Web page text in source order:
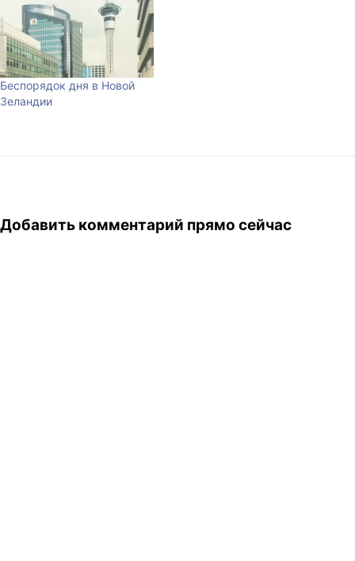
жизни вообще женщина на
фотографии становится
образом, который
вызывает лирические
чувства. Ах! Этот взгляд.
Ах! Какая загадочность!
Боже! Сколько в ней
Беспорядок дня в Новой
Зеландии
Добавить комментарий прямо сейчас